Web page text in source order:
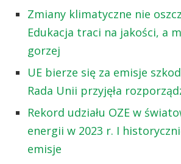
Zmiany klimatyczne nie
Edukacja traci na jakości, a
gorzej
UE bierze się za emisje
Rada Unii przyjęła
Rekord udziału OZE w
energii w 2023 r. I
emisje